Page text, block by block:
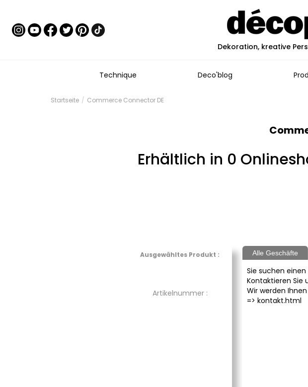
Dekoration, kreative
Technique Deco'blog
Startseite Commerce Connector DE
Erhältlich in 0
Ausgewähltes Produkt :
Artikelnummer :
Alle Geschäfte
Sie suchen einen
Kontaktieren Sie
Wir werden
=> kontakt.html